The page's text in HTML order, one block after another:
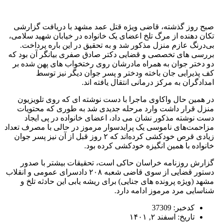
صبح روز گذشته، قاضی ویژه قتل عمد مشهد با دریافت گزارشی
تکان دهنده از مرگ تلخ اعضای یک خانواده در خیابان شهید سلامی،
بی‌درنگ عازم منزل مذکور شد و به تحقیق در این باره پرداخت.
بررسی های تخصصی و قضایی دکتر صادق صفری بیانگر آن بود که
دو دختر جوان به همراه مادرشان روی رختخواب های پهن شده بر
کف پذیرایی جان باخته ودختر و پسر جوان دیگر نیز توسط
امدادگران به مرکز درمانی انتقال یافته اند.
در همین حال واکاوی ماجرا با دست نوشته ای که روی تلویزیون
منزل قرار داشت وارد مرحله جدیدی شد به طوری که محتویات
دست نوشته مذکور نشان می داد، اعضای خانواده در پی ایجاد
مزاحمت‌های ناموسی یک پرایدسوار مرموز در حالی با مصرف تعداد
زیادی قرص خودکشی کرده‌اند که ۲ روز قبل از آن نیز پسر جوان
خانواده با همین انگیزه خودکشی کرده بود.
گزارش روزنامه خراسان حاکی است، تحقیقات بیشتر با صدور
دستور قضایی از سوی قاضی شعبه ۲۰۸ دادسرای عمومی و انقلاب
مشهد (ویژه پرونده های جنایی) برای ریشه یابی این حادثه تلخ و
شناسایی مرد مرموز ادامه دارد.
کدخبر: 37309
تاریخ: اسفند ۲, ۱۴۰۱